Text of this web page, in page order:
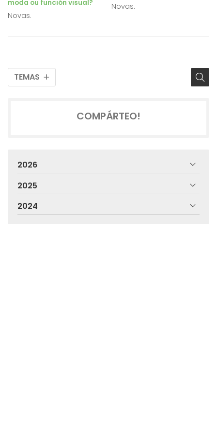
TEMAS
moda ou función visual?
Novas.
Novas.
COMPÁRTEO!
2026
2025
2024